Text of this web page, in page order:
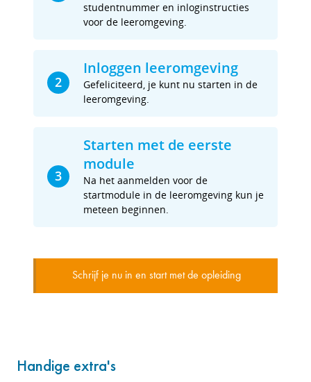
studentnummer en inloginstructies
voor de leeromgeving.
2
Inloggen leeromgeving
Gefeliciteerd, je kunt nu starten in de
leeromgeving.
3
Starten met de eerste
module
Na het aanmelden voor de
startmodule in de leeromgeving kun je
meteen beginnen.
Schrijf je nu in en start met de opleiding
Handige extra's